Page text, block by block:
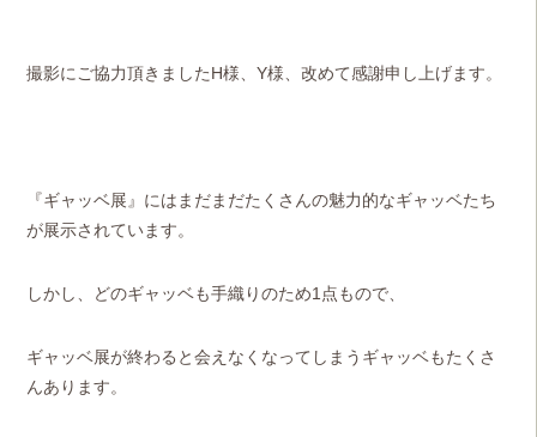
撮影にご協力頂きましたH様、Y様、改めて感謝申し上げます。
『ギャッベ展』にはまだまだたくさんの魅力的なギャッベたち
が展示されています。
しかし、どのギャッベも手織りのため1点もので、
ギャッベ展が終わると会えなくなってしまうギャッベもたくさ
んあります。